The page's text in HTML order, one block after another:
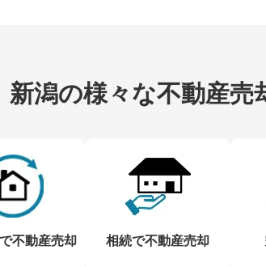
新潟の様々な不動産売
不動産売却 相続で不動産売却